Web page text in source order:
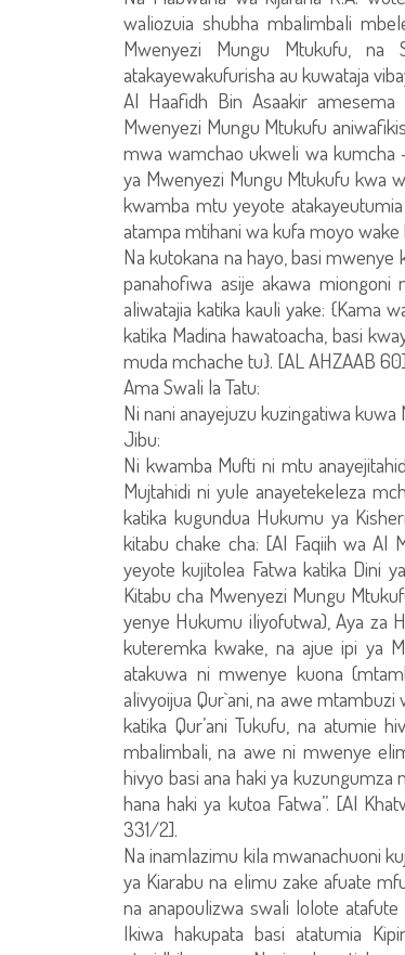
waliozuia shubha mbalimbali
Mwenyezi Mungu Mtukufu,
atakayewakufurisha au kuwataja
Al Haafidh Bin Asaakir amesema
Mwenyezi Mungu Mtukufu
mwa wamchao ukweli wa kumcha
ya Mwenyezi Mungu Mtukufu kwa
kwamba mtu yeyote
atampa mtihani wa kufa moyo wake
Na kutokana na hayo, basi mwenye
panahofiwa asije akawa
aliwatajia katika kauli yake: {Kama
katika Madina hawatoacha, basi
muda mchache tu}. [AL AHZAAB 60]
Ama Swali la Tatu:
Ni nani anayejuzu kuzingatiwa
Jibu:
Ni kwamba Mufti ni mtu
Mujtahidi ni yule anayetekeleza
katika kugundua Hukumu ya
kitabu chake cha: [Al Faqiih wa Al
yeyote kujitolea Fatwa katika Dini
Kitabu cha Mwenyezi Mungu
yenye Hukumu iliyofutwa), Aya za
kuteremka kwake, na ajue ipi ya
atakuwa ni mwenye kuona
alivyoijua Qur`ani, na awe
katika Qur’ani Tukufu, na atumie
mbalimbali, na awe ni mwenye
hivyo basi ana haki ya kuzungumza
hana haki ya kutoa Fatwa”. [Al
331/2].
Na inamlazimu kila mwanachuoni
ya Kiarabu na elimu zake afuate
na anapoulizwa swali lolote
Ikiwa hakupata basi atatumia